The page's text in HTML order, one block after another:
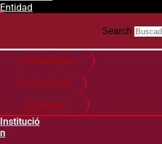
Entidad
Search
Citas financieras
Guía de matricula
Pago en línea
Institució
n